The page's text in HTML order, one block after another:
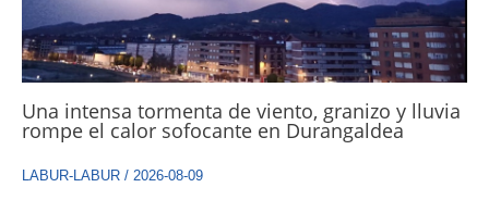
Una intensa tormenta de viento, granizo y lluvia
rompe el calor sofocante en Durangaldea
LABUR-LABUR / 2026-08-09